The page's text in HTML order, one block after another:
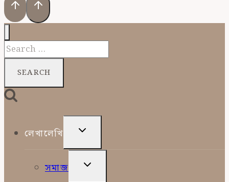
Search
for:
লেখালেখি
TOGGLE
MENU
সমাজ
TOGGLE